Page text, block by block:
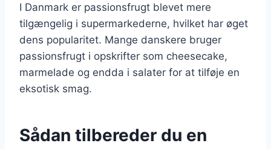
I Danmark er passionsfrugt blevet mere
tilgængelig i supermarkederne, hvilket har øget
dens popularitet. Mange danskere bruger
passionsfrugt i opskrifter som cheesecake,
marmelade og endda i salater for at tilføje en
eksotisk smag.
Sådan tilbereder du en